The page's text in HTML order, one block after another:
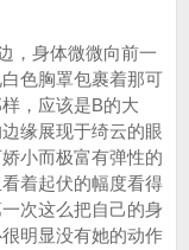
，身体微微向前一
色胸罩包裹着那可
，应该是B的大
缘展现于绮云的眼
小而极富有弹性的
着起伏的幅度看得
次这么把自己的身
明显没有她的动作